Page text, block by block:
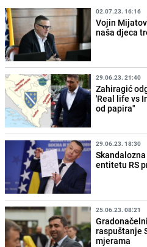
02.07.23. 16:16
Vojin
naša djeca
29.06.23. 21:40
Zahiragić
'Real life vs
od papira"
29.06.23. 18:30
entitetu RS
25.06.23. 08:21
raspuštanje
mjerama